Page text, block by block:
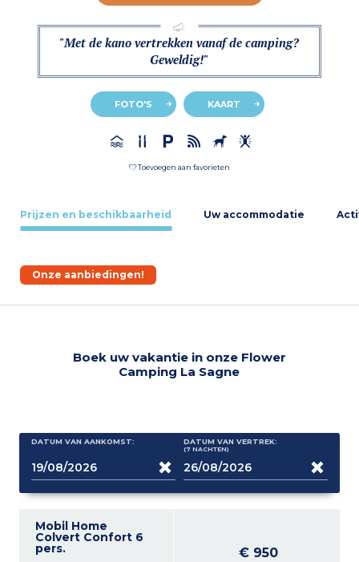
"Met de kano vertrekken vanaf de camping?
Geweldig!"
FOTO'S KAART
Toevoegen aan favorieten
Prijzen en beschikbaarheid Uw accommodatie
Onze aanbiedingen!
Boek uw vakantie in onze Flower
Camping La Sagne
DATUM VAN AANKOMST: DATUM VAN VERTREK:
(7 NACHTEN)
Mobil Home
Colvert Confort 6
pers. € 950